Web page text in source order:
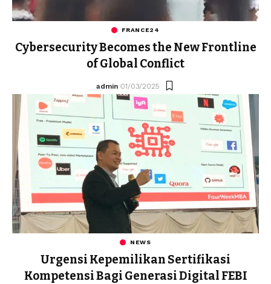
FRANCE24
Cybersecurity Becomes the New Frontline
of Global Conflict
admin 01/03/2025
NEWS
Urgensi Kepemilikan Sertifikasi
Kompetensi Bagi Generasi Digital FEBI